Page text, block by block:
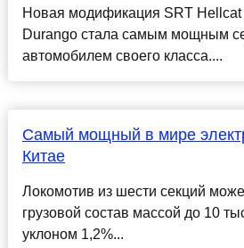
Новая модификация SRT Hellcat
Durango стала самым мощным
автомобилем своего класса....
Самый мощный в мире
Китае
Локомотив из шести секций
грузовой состав массой до 10
уклоном 1,2%...